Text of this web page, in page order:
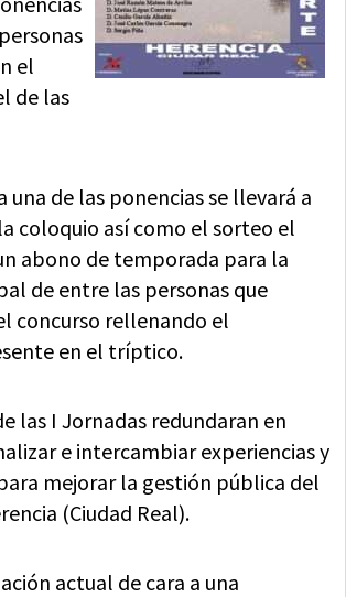
el
de las
una de las ponencias se llevará a
coloquio así como el sorteo el
abono de temporada para la
de entre las personas que
concurso rellenando el
en el tríptico.
las I Jornadas redundaran en
e intercambiar experiencias y
mejorar la gestión pública del
(Ciudad Real).
actual de cara a una